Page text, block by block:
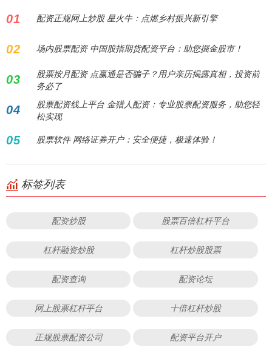
01 配资正规网上炒股 星火牛：点燃乡村振兴新引擎
02 场内股票配资 中国股指期货配资平台：助您掘金股市！
03
股票按月配资 点嬴通是否骗子？用户亲历揭露真相，投资前
务必了
04
股票配资线上平台 金猎人配资：专业股票配资服务，助您轻
松实现
05 股票软件 网络证券开户：安全便捷，极速体验！
标签列表
配资炒股 股票百倍杠杆平台
杠杆融资炒股 杠杆炒股股票
配资查询 配资论坛
网上股票杠杆平台 十倍杠杆炒股
正规股票配资公司 配资平台开户